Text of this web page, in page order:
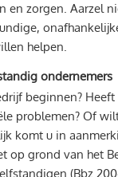
en zorgen. Aarzel
helpen.
ondernemers
beginnen?
problemen? Of
komt u in
op grond van het
(Bbz